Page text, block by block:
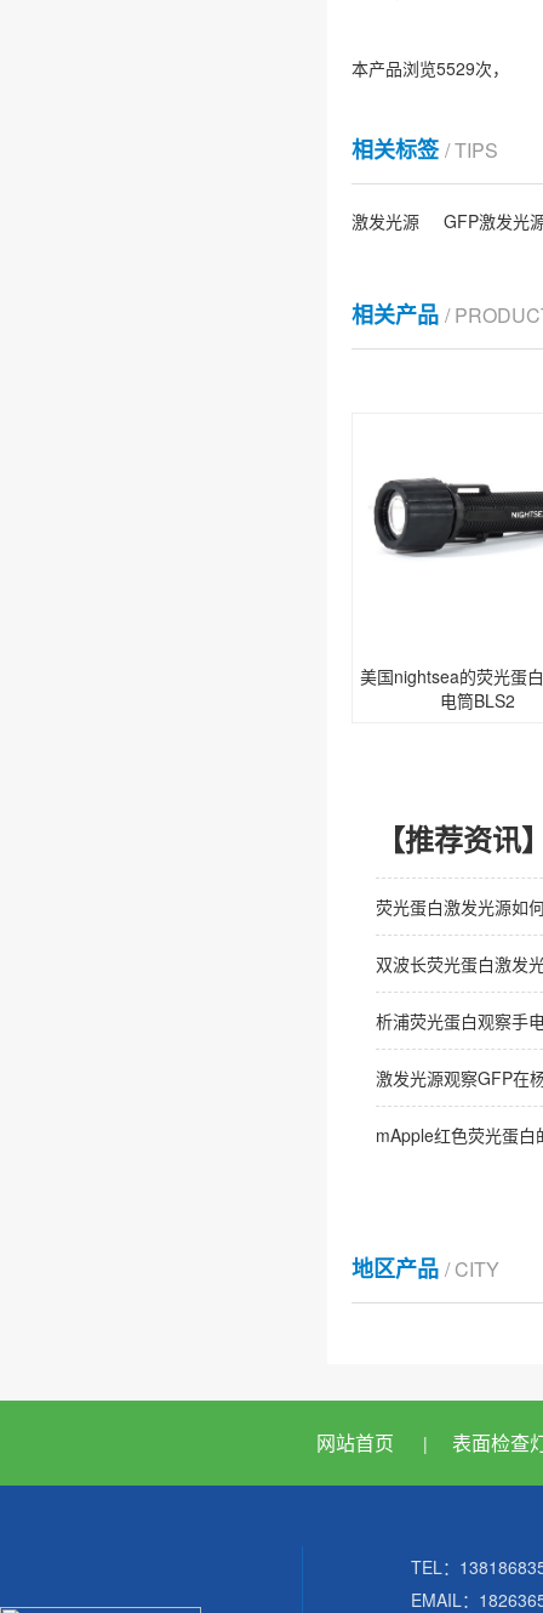
本产品浏览5529次，
相关标签/ TIPS
激发光源 GFP激发光
相关产品 /
美国nightsea的荧光蛋
电筒BLS2
【推荐资讯
荧光蛋白激发光源如
双波长荧光蛋白激发
析浦荧光蛋白观察手
激发光源观察GFP在
mApple红色荧光蛋
地区产品 / CITY
网站首页 | 表面检查
TEL：
EMAIL：